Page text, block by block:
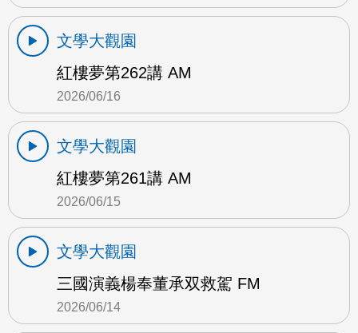
文學大觀園
紅樓夢第262講 AM
2026/06/16
文學大觀園
紅樓夢第261講 AM
2026/06/15
文學大觀園
三國演義楊奉董承双救駕 FM
2026/06/14